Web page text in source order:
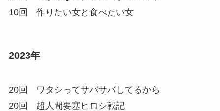
10回 作りたい女と食べたい女
2023年
20回 ワタシってサバサバしてるから
20回 超人間要塞ヒロシ戦記